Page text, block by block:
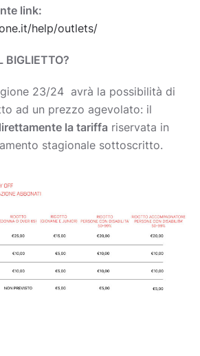
link:
help/outlets/
BIGLIETTO?
23/24 avrà la possibilità di
ad un prezzo agevolato: il
la tariffa riservata in
stagionale sottoscritto.